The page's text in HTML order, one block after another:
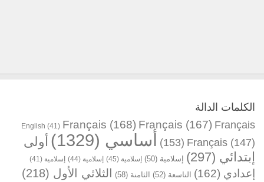
الكلمات الدالة
English (41) Français (168) Français (167) Français
(153) Français (147) أساسي (1329)
أولى
إبتدائي (297) إسلامية (50) إسلامية (45) إسلامية (44) إسلامية (41)
إعدادي (162) التاسعة (52) الثامنة (58) الثلاثي الأول (218)